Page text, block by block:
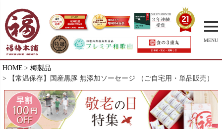
MENU
HOME
梅製品
【常温保存】国産黒豚 無添加ソーセージ （ご自宅用・単品販売）